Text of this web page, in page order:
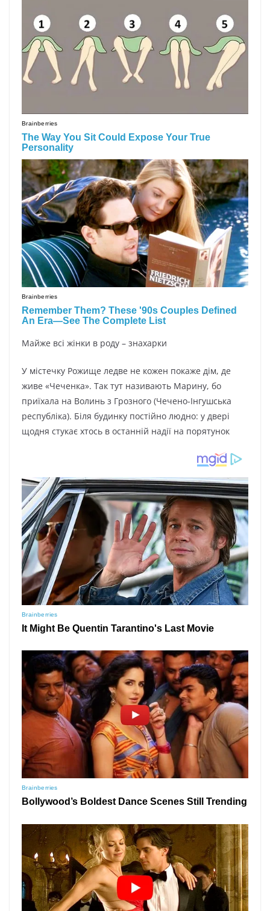
Майже всі жінки в роду – знахарки
У містечку Рожище ледве не кожен покаже дім, де
живе «Чеченка». Так тут називають Марину, бо
приїхала на Волинь з Грозного (Чечено-Інгушська
республіка). Біля будинку постійно людно: у двері
щодня стукає хтось в останній надії на порятунок